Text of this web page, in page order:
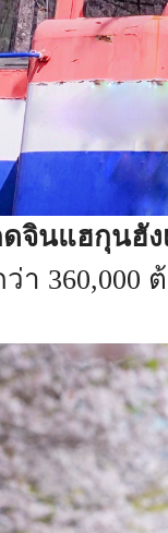
จินแฮกุนฮัง
า 360,000